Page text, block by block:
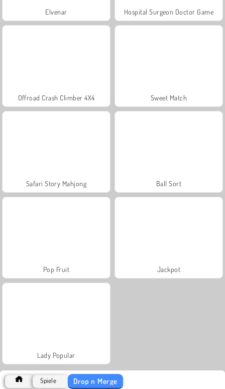
Elvenar Hospital Surgeon Doctor Game
Offroad Crash Climber 4X4 Sweet Match
Safari Story Mahjong Ball Sort
Pop Fruit Jackpot
Lady Popular
Spiele Drop n Merge